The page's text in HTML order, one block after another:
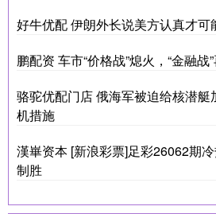
好牛优配 伊朗外长说美方认真才可
鹏配资 车市“价格战”熄火，“金融战
骆驼优配门店 俄海军被迫给核潜艇
机措施
漢崋资本 [新浪彩票]足彩26062期
制胜